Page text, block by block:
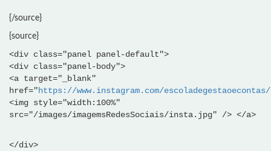
{/source}
{source}
<div class="panel panel-default">
<div class="panel-body">
<a target="_blank"
href="https://www.instagram.com/escoladegestaoecontas/
<img style="width:100%"
src="/images/imagemsRedesSociais/insta.jpg" /> </a>
</div>